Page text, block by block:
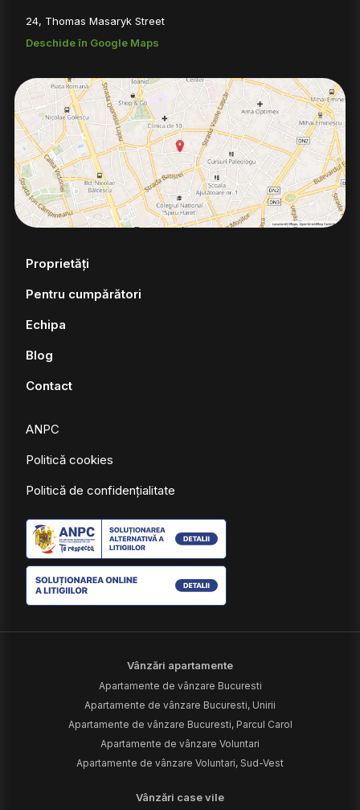
24, Thomas Masaryk Street
Deschide în Google Maps
Proprietăți
Pentru cumpărători
Echipa
Blog
Contact
ANPC
Politică cookies
Politică de confidențialitate
Vânzări apartamente
Apartamente de vânzare Bucuresti
Apartamente de vânzare Bucuresti, Unirii
Apartamente de vânzare Bucuresti, Parcul Carol
Apartamente de vânzare Voluntari
Apartamente de vânzare Voluntari, Sud-Vest
Vânzări case vile